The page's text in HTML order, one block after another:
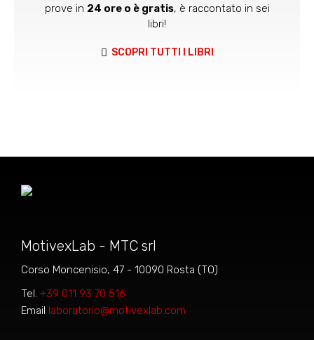
prove in 24 ore o è gratis, è raccontato in sei
libri!
SCOPRI TUTTI I LIBRI
MotivexLab - MTC srl
Corso Moncenisio, 47 - 10090 Rosta (TO)
Tel. +39 011 93 70 516
Email laboratorio@motivexlab.com